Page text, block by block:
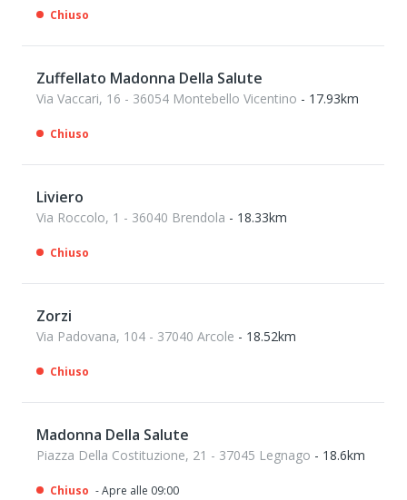
Chiuso
Zuffellato Madonna Della Salute
Via Vaccari, 16 - 36054 Montebello Vicentino - 17.93km
Chiuso
Liviero
Via Roccolo, 1 - 36040 Brendola - 18.33km
Chiuso
Zorzi
Via Padovana, 104 - 37040 Arcole - 18.52km
Chiuso
Madonna Della Salute
Piazza Della Costituzione, 21 - 37045 Legnago - 18.6km
Chiuso - Apre alle 09:00